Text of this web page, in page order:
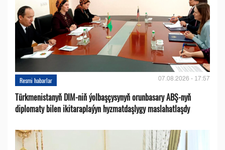
Resmi habarlar 07.08.2026 - 17:57
Türkmenistanyň DIM-niň ýolbaşçysynyň orunbasary ABŞ-nyň
diplomaty bilen ikitaraplaýyn hyzmatdaşlygy maslahatlaşdy